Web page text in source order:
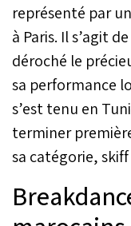
représenté par
à Paris. Il s’agit
déroché le
sa performance
s’est tenu en
terminer
sa catégorie,